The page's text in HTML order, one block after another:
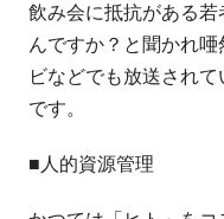
飲み会に抵抗がある
んですか？と聞かれ
ビなどでも放送され
です。
■人的資源管理